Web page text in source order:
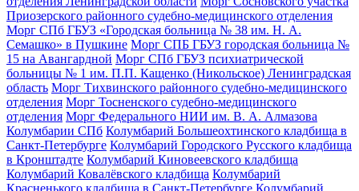
Приозерского районного судебно-медицинского отделения
Морг СПб ГБУЗ «Городская больница № 38 им. Н. А.
Семашко» в Пушкине Морг СПБ ГБУЗ городская больница №
15 на Авангардной Морг СПб ГБУЗ психиатрической
больницы № 1 им. П.П. Кащенко (Никольское) Ленинградская
область Морг Тихвинского районного судебно-медицинского
отделения Морг Тосненского судебно-медицинского
отделения Морг Федерального НИИ им. В. А. Алмазова
Колумбарии СПб Колумбарий Большеохтинского кладбища в
Санкт-Петербурге Колумбарий Городского Русского кладбища
в Кронштадте Колумбарий Киновеевского кладбища
Колумбарий Ковалёвского кладбища Колумбарий
Красненького кладбища в Санкт-Петербурге Колумбарий